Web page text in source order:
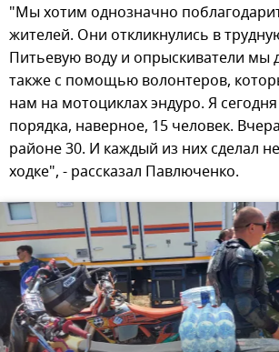
"Мы хотим однозначно
жителей. Они откликнулись в
Питьевую воду и опрыскиватели мы
также с помощью волонтеров,
нам на мотоциклах эндуро. Я
порядка, наверное, 15 человек.
районе 30. И каждый из них сделал
ходке", - рассказал Павлюченко.